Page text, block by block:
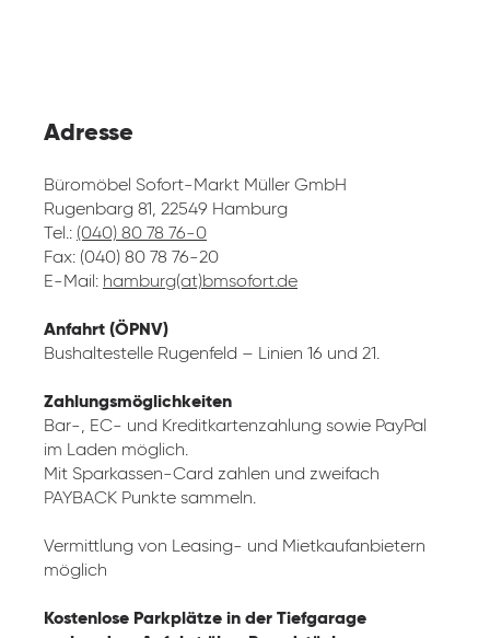
Adresse
Büromöbel Sofort-Markt Müller GmbH
Rugenbarg 81, 22549 Hamburg
Tel.: (040) 80 78 76-0
Fax: (040) 80 78 76-20
E-Mail: hamburg(at)bmsofort.de
Anfahrt (ÖPNV)
Bushaltestelle Rugenfeld – Linien 16 und 21.
Zahlungsmöglichkeiten
Bar-, EC- und Kreditkartenzahlung sowie PayPal
im Laden möglich.
Mit Sparkassen-Card zahlen und zweifach
PAYBACK Punkte sammeln.
Vermittlung von Leasing- und Mietkaufanbietern
möglich
Kostenlose Parkplätze in der Tiefgarage